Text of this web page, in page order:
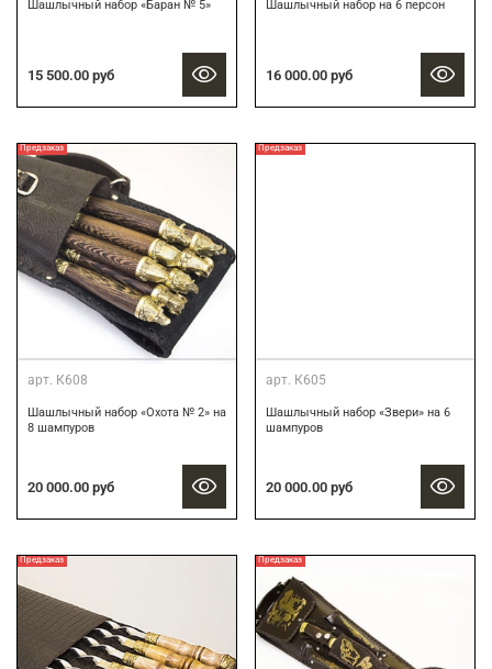
Шашлычный набор «Баран № 5»
15 500.00 руб
Шашлычный набор на 6 персон
16 000.00 руб
Предзаказ
арт. К608
Шашлычный набор «Охота № 2» на
8 шампуров
20 000.00 руб
Предзаказ
арт. К605
Шашлычный набор «Звери» на 6
шампуров
20 000.00 руб
Предзаказ Предзаказ